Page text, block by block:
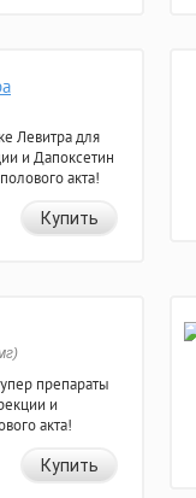
Левитра для
и Дапоксетин
акта!
Купить
препараты
и
акта!
Купить